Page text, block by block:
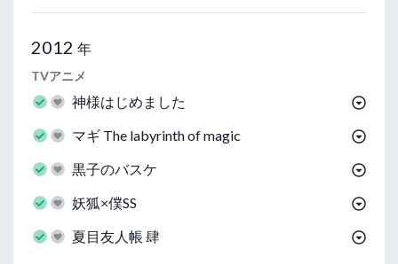
2012 年
TVアニメ
神様はじめました
マギ The labyrinth of magic
黒子のバスケ
妖狐×僕SS
夏目友人帳 肆